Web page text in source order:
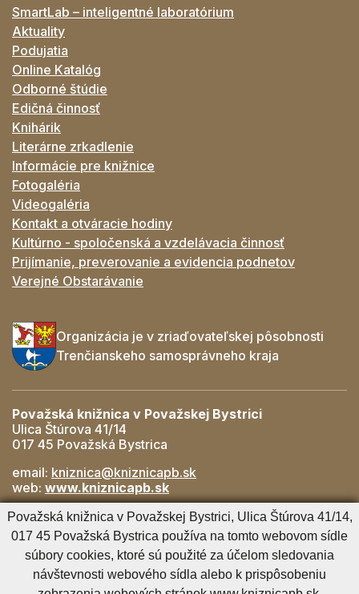
SmartLab – inteligentné laboratórium
Aktuality
Podujatia
Online Katalóg
Odborné štúdie
Edičná činnosť
Knihárik
Literárne zrkadlenie
Informácie pre knižnice
Fotogaléria
Videogaléria
Kontakt a otváracie hodiny
Kultúrno - spoločenská a vzdelávacia činnosť
Prijímanie, preverovanie a evidencia podnetov
Verejné Obstarávanie
Organizácia je v zriaďovateľskej pôsobnosti
Trenčianskeho samosprávneho kraja
Považská knižnica v Považskej Bystrici
Ulica Štúrova 41/14
017 45 Považská Bystrica
email: kniznica@kniznicapb.sk
web: www.kniznicapb.sk
Pobočky
Rozkvet- 042/432 56 59, rozkvet@kniznicapb.sk
SNP - 0901 918 843, snp@kniznicapb.sk
Považská knižnica v Považskej Bystrici, Ulica Štúrova 41/14,
017 45 Považská Bystrica používa na tomto webovom sídle
súbory cookies, ktoré sú použité za účelom sledovania
návštevnosti webového sídla alebo k prispôsobeniu